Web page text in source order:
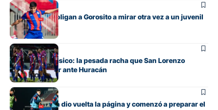
Fútbol
Las lesiones obligan a Gorosito a mirar otra vez a un juvenil
Fútbol
Otra vez un clásico: la pesada racha que San Lorenzo
intentará cortar ante Huracán
Fútbol
San Lorenzo ya dio vuelta la página y comenzó a preparar el